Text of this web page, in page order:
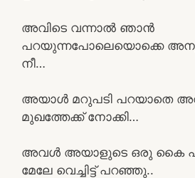
അവിടെ വന്നാൽ ഞാൻ
പറയുന്നപോലെയൊക്കെ
നീ…
അയാൾ മറുപടി പറയാതെ
മുഖത്തേക്ക് നോക്കി…
അവൾ അയാളുടെ ഒരു കൈ
മേലേ വെച്ചിട്ട് പറഞ്ഞു..